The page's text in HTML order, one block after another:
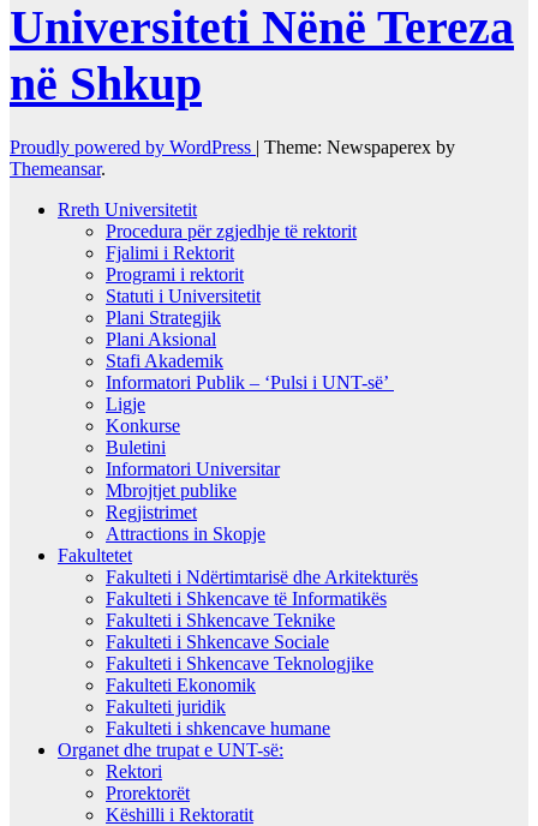
Universiteti Nënë Tereza
në Shkup
Proudly powered by WordPress | Theme: Newspaperex by
Themeansar.
Rreth Universitetit
Procedura për zgjedhje të rektorit
Fjalimi i Rektorit
Programi i rektorit
Statuti i Universitetit
Plani Strategjik
Plani Aksional
Stafi Akademik
Informatori Publik – ‘Pulsi i UNT-së’
Ligje
Konkurse
Buletini
Informatori Universitar
Mbrojtjet publike
Regjistrimet
Attractions in Skopje
Fakultetet
Fakulteti i Ndërtimtarisë dhe Arkitekturës
Fakulteti i Shkencave të Informatikës
Fakulteti i Shkencave Teknike
Fakulteti i Shkencave Sociale
Fakulteti i Shkencave Teknologjike
Fakulteti Ekonomik
Fakulteti juridik
Fakulteti i shkencave humane
Organet dhe trupat e UNT-së:
Rektori
Prorektorët
Këshilli i Rektoratit